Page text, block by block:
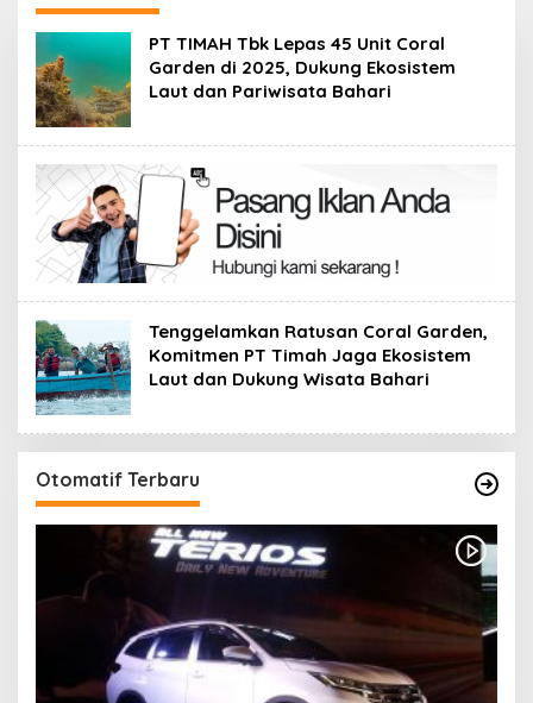
Menyimpulkan Adanya
Pencemaran
PT TIMAH Tbk Lepas 45 Unit Coral
Garden di 2025, Dukung Ekosistem
Laut dan Pariwisata Bahari
Tenggelamkan Ratusan Coral Garden,
Komitmen PT Timah Jaga Ekosistem
Laut dan Dukung Wisata Bahari
Otomatif Terbaru